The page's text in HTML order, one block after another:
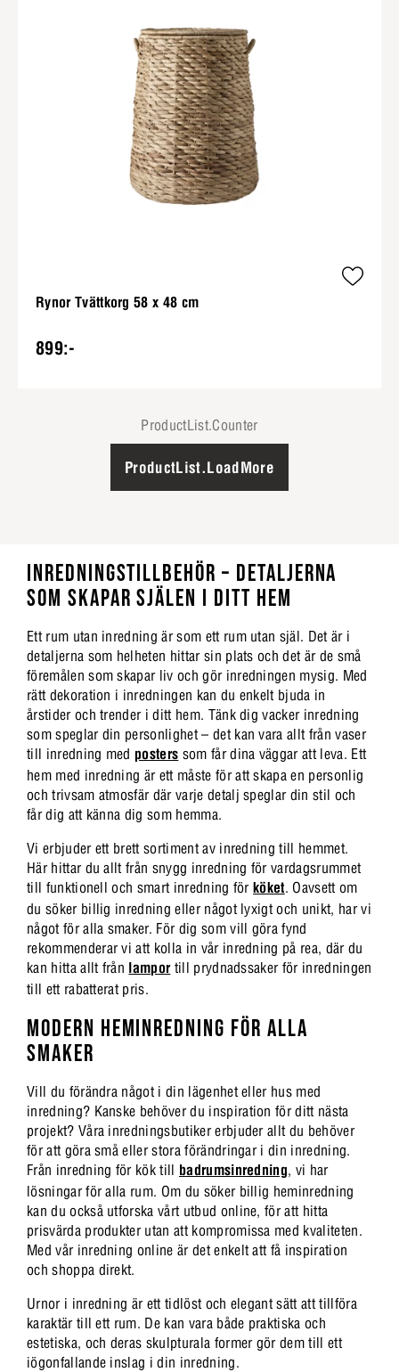
Rynor Tvättkorg 58 x 48 cm
899:-
ProductList.Counter
ProductList.LoadMore
INREDNINGSTILLBEHÖR – DETALJERNA
SOM SKAPAR SJÄLEN I DITT HEM
Ett rum utan inredning är som ett rum utan själ. Det är i
detaljerna som helheten hittar sin plats och det är de små
föremålen som skapar liv och gör inredningen mysig. Med
rätt dekoration i inredningen kan du enkelt bjuda in
årstider och trender i ditt hem. Tänk dig vacker inredning
som speglar din personlighet – det kan vara allt från vaser
till inredning med posters som får dina väggar att leva. Ett
hem med inredning är ett måste för att skapa en personlig
och trivsam atmosfär där varje detalj speglar din stil och
får dig att känna dig som hemma.
Vi erbjuder ett brett sortiment av inredning till hemmet.
Här hittar du allt från snygg inredning för vardagsrummet
till funktionell och smart inredning förköket. Oavsett om
du söker billig inredning eller något lyxigt och unikt, har vi
något för alla smaker. För dig som vill göra fynd
rekommenderar vi att kolla in vår inredning på rea, där du
kan hitta allt från lamportill prydnadssaker för inredningen
till ett rabatterat pris.
MODERN HEMINREDNING FÖR ALLA
SMAKER
Vill du förändra något i din lägenhet eller hus med
inredning? Kanske behöver du inspiration för ditt nästa
projekt? Våra inredningsbutiker erbjuder allt du behöver
för att göra små eller stora förändringar i din inredning.
Från inredning för kök till badrumsinredning, vi har
lösningar för alla rum. Om du söker billig heminredning
kan du också utforska vårt utbud online, för att hitta
prisvärda produkter utan att kompromissa med kvaliteten.
Med vår inredning online är det enkelt att få inspiration
och shoppa direkt.
Urnor i inredning är ett tidlöst och elegant sätt att tillföra
karaktär till ett rum. De kan vara både praktiska och
estetiska, och deras skulpturala former gör dem till ett
iögonfallande inslag i din inredning.